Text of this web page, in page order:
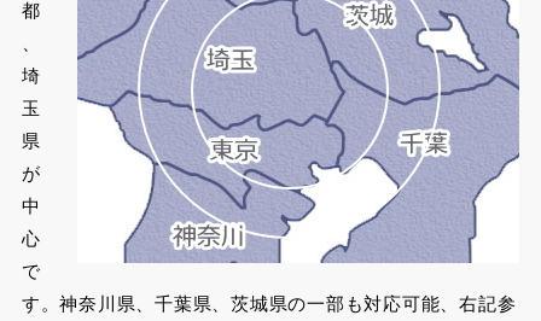
都
埼
玉
県
が
中
心
で
す。神奈川県、千葉県、茨城県の一部も対応可能、右記参